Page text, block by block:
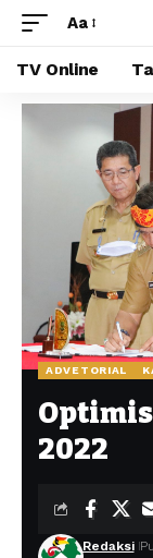
Aa
TV Online
ADVETORIAL
Optimis
2022
Redaksi